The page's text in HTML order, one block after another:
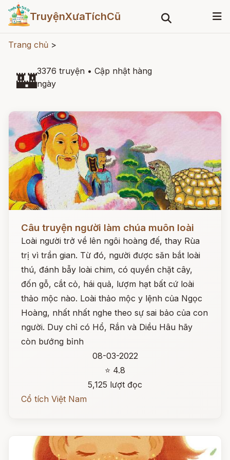
TruyệnXưaTíchCũ
Trang chủ >
🏰3376 truyện • Cập nhật hàng
ngày
Câu truyện người làm chúa muôn loài
Loài người trở về lên ngôi hoàng đế, thay Rùa
trị vì trần gian. Từ đó, người được săn bắt loài
thú, đánh bẫy loài chim, có quyền chặt cây,
đốn gỗ, cắt cỏ, hái quả, lượm hạt bất cứ loài
thảo mộc nào. Loài thảo mộc y lệnh của Ngọc
Hoàng, nhất nhất nghe theo sự sai bảo của con
người. Duy chỉ có Hổ, Rắn và Diều Hâu hãy
còn bướng bỉnh
08-03-2022
⭐ 4.8
5,125 lượt đọc
Cổ tích Việt Nam